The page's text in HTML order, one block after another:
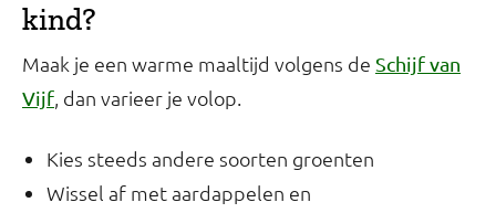
kind?
Maak je een warme maaltijd volgens de Schijf van
Vijf, dan varieer je volop.
Kies steeds andere soorten groenten
Wissel af met aardappelen en